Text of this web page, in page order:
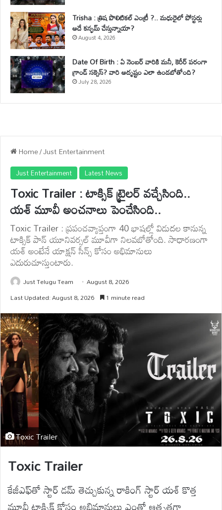
Trisha : త్రిష పొలిటికల్ ఎంట్రీ ?.. మధురైలో పోస్టర్లు
అదే కన్ఫమ్ చేస్తున్నాయా?
August 4, 2026
Date Of Birth : ఏ నెంబర్ వారికి మనీ, కెరీర్ పరంగా
గ్రాండ్ సక్సెస్? వారి అదృష్టం ఎలా ఉండబోతోంది?
July 28, 2026